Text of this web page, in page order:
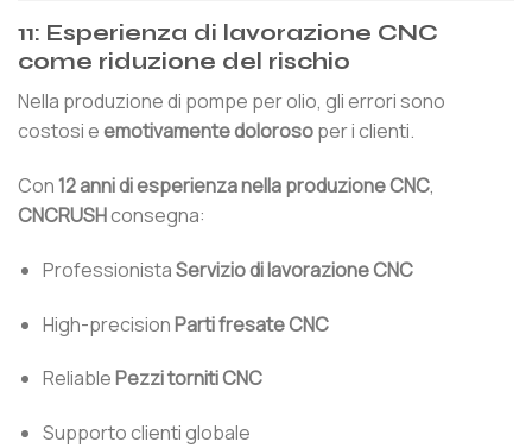
11: Esperienza di lavorazione CNC
come riduzione del rischio
Nella produzione di pompe per olio, gli errori sono
costosi eemotivamente dolorosoper i clienti.
Con12 anni di esperienza nella produzione CNC,
CNCRUSHconsegna:
ProfessionistaServizio di lavorazione CNC
High-precisionParti fresate CNC
ReliablePezzi torniti CNC
Supporto clienti globale